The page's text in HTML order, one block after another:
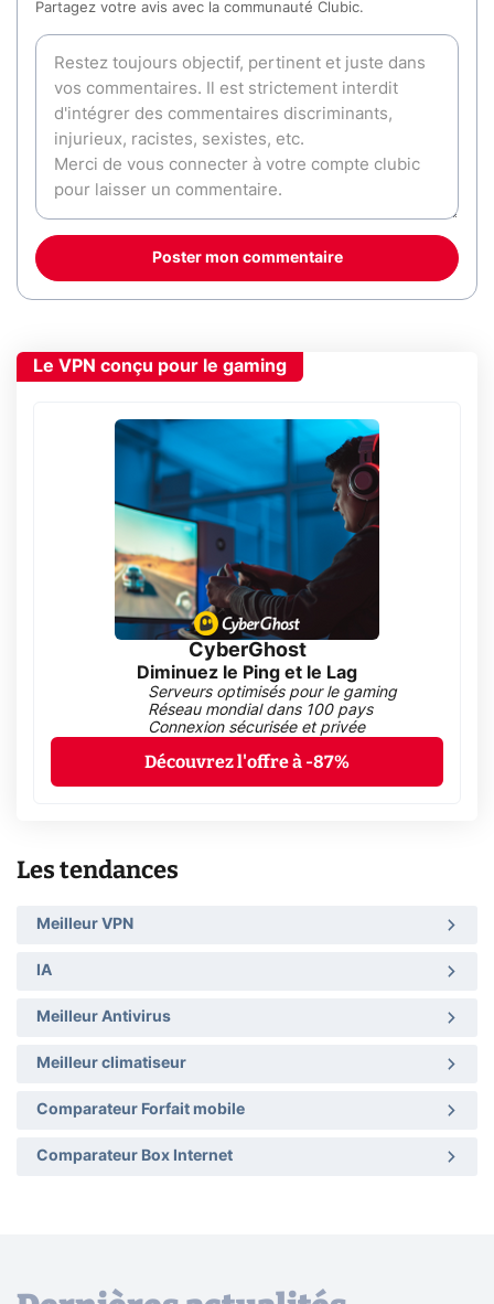
Partagez votre avis avec la communauté Clubic.
Poster mon commentaire
Le VPN conçu pour le gaming
CyberGhost
Diminuez le Ping et le Lag
Serveurs optimisés pour le gaming
Réseau mondial dans 100 pays
Connexion sécurisée et privée
Découvrez l'offre à -87%
Les tendances
Meilleur VPN
IA
Meilleur Antivirus
Meilleur climatiseur
Comparateur Forfait mobile
Comparateur Box Internet